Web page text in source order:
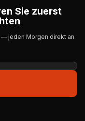
Sie zuerst
jeden Morgen direkt an